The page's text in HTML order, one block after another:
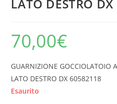
LATO DESTRO
70,00€
GUARNIZIONE GOCCIOLATOIO
LATO DESTRO DX 60582118
Esaurito